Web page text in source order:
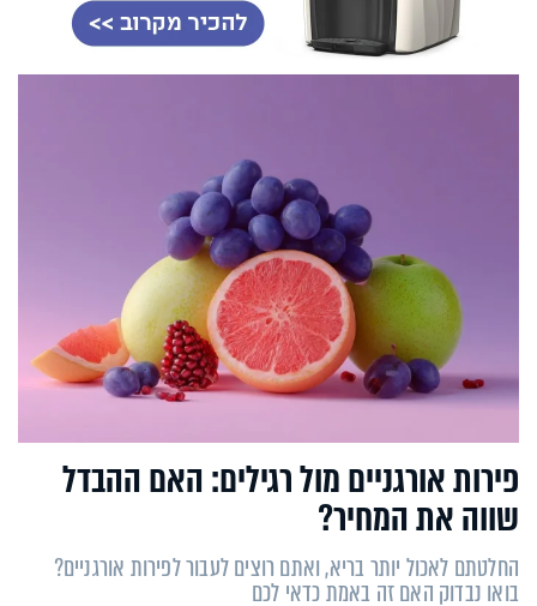
פירות אורגניים מול רגילים: האם ההבדל
שווה את המחיר?
החלטתם לאכול יותר בריא, ואתם רוצים לעבור לפירות אורגניים?
בואו נבדוק האם זה באמת כדאי לכם